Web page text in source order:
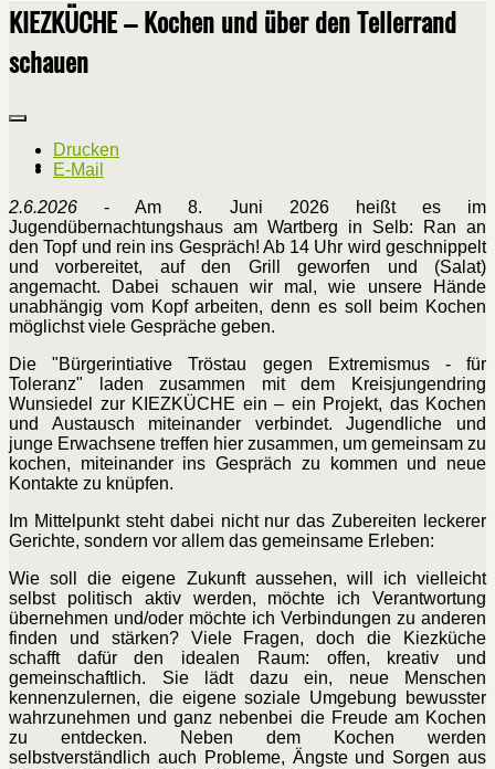
KIEZKÜCHE – Kochen und über den Tellerrand
schauen
Drucken
E-Mail
2.6.2026 - Am 8. Juni 2026 heißt es im
Jugendübernachtungshaus am Wartberg in Selb: Ran an
den Topf und rein ins Gespräch! Ab 14 Uhr wird geschnippelt
und vorbereitet, auf den Grill geworfen und (Salat)
angemacht. Dabei schauen wir mal, wie unsere Hände
unabhängig vom Kopf arbeiten, denn es soll beim Kochen
möglichst viele Gespräche geben.
Die "Bürgerintiative Tröstau gegen Extremismus - für
Toleranz" laden zusammen mit dem Kreisjungendring
Wunsiedel zur KIEZKÜCHE ein – ein Projekt, das Kochen
und Austausch miteinander verbindet. Jugendliche und
junge Erwachsene treffen hier zusammen, um gemeinsam zu
kochen, miteinander ins Gespräch zu kommen und neue
Kontakte zu knüpfen.
Im Mittelpunkt steht dabei nicht nur das Zubereiten leckerer
Gerichte, sondern vor allem das gemeinsame Erleben:
Wie soll die eigene Zukunft aussehen, will ich vielleicht
selbst politisch aktiv werden, möchte ich Verantwortung
übernehmen und/oder möchte ich Verbindungen zu anderen
finden und stärken? Viele Fragen, doch die Kiezküche
schafft dafür den idealen Raum: offen, kreativ und
gemeinschaftlich. Sie lädt dazu ein, neue Menschen
kennenzulernen, die eigene soziale Umgebung bewusster
wahrzunehmen und ganz nebenbei die Freude am Kochen
zu entdecken. Neben dem Kochen werden
selbstverständlich auch Probleme, Ängste und Sorgen aus